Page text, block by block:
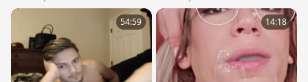
54:59 14:18